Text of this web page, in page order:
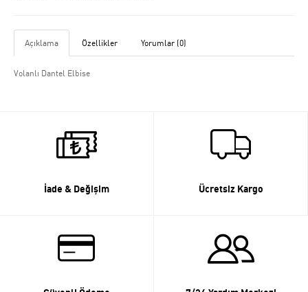
Açıklama Özellikler Yorumlar (0)
Volanlı Dantel Elbise
İade & Değişim Ücretsiz Kargo